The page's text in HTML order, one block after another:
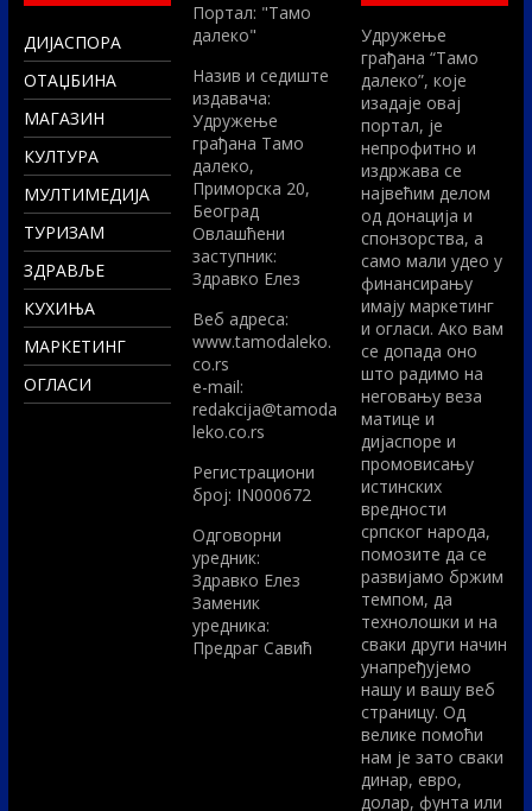
ДИЈАСПОРА
ОТАЏБИНА
МАГАЗИН
КУЛТУРА
МУЛТИМЕДИЈА
ТУРИЗАМ
ЗДРАВЉЕ
КУХИЊА
МАРКЕТИНГ
ОГЛАСИ
Портал: "Тамо
далеко"
Назив и седиште
издавача:
Удружење
грађана Тамо
далеко,
Приморска 20,
Београд
Овлашћени
заступник:
Здравко Елез
Вeб адреса:
www.tamodaleko.
co.rs
e-mail:
redakcija@tamoda
leko.co.rs
Регистрациони
број: IN000672
Одговорни
уредник:
Здравко Елез
Заменик
уредника:
Предраг Савић
Удружење
грађана “Тамо
далеко”, које
изадаје овај
портал, је
непрофитно и
издржава се
највећим делом
од донација и
спонзорства, а
само мали удео у
финансирању
имају маркетинг
и огласи. Ако вам
се допада оно
што радимо на
неговању веза
матице и
дијаспоре и
промовисању
истинских
вредности
српског народа,
помозите да се
развијамо бржим
темпом, да
технолошки и на
сваки други начин
унапређујемо
нашу и вашу веб
страницу. Од
велике помоћи
нам је зато сваки
динар, евро,
долар, фунта или